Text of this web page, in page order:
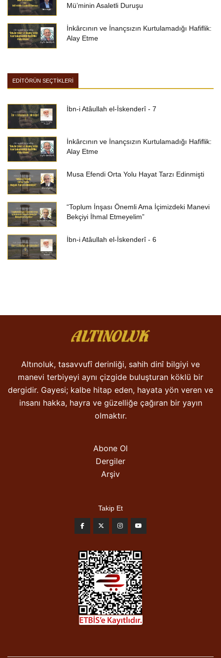
Mü’minin Asaletli Duruşu
İnkârcının ve İnançsızın Kurtulamadığı Hafiflik:
Alay Etme
EDİTÖRÜN SEÇTİKLERİ
İbn-i Atâullah el-İskenderî - 7
İnkârcının ve İnançsızın Kurtulamadığı Hafiflik:
Alay Etme
Musa Efendi Orta Yolu Hayat Tarzı Edinmişti
“Toplum İnşası Önemli Ama İçimizdeki Manevi
Bekçiyi İhmal Etmeyelim”
İbn-i Atâullah el-İskenderî - 6
Altınoluk, tasavvufî derinliği, sahih dinî bilgiyi ve
manevi terbiyeyi aynı çizgide buluşturan köklü bir
dergidir. Gayesi; kalbe hitap eden, hayata yön veren ve
insanı hakka, hayra ve güzelliğe çağıran bir yayın
olmaktır.
Abone Ol
Dergiler
Arşiv
Takip Et